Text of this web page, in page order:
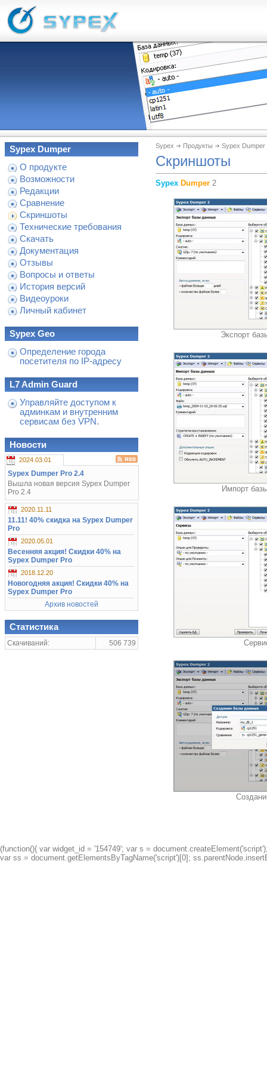
Sypex Продукты Sypex Dumper
Скриншоты
Sypex Dumper 2
Экспорт
Импорт
Sypex Dumper
О продукте
Возможности
Редакции
Сравнение
Скриншоты
Технические требования
Скачать
Документация
Отзывы
Вопросы и ответы
История версий
Видеоуроки
Личный кабинет
Sypex Geo
Определение города
посетителя по IP-адресу
L7 Admin Guard
Управляйте доступом к
админкам и внутренним
сервисам без VPN.
Новости
2024.03.01
Sypex Dumper Pro 2.4
Вышла новая версия Sypex Dumper
Pro 2.4
2020.11.11
11.11! 40% скидка на Sypex Dumper
Pro
2020.05.01
Весенняя акция! Скидки 40% на
Sypex Dumper Pro
2018.12.20
Новогодняя акция! Скидки 40% на
Sypex Dumper Pro
Архив новостей
Статистика
Скачиваний: 506 739
(function(){ var widget_id = '154749'; var s =
var ss = document.getElementsByTagName('script')[0];